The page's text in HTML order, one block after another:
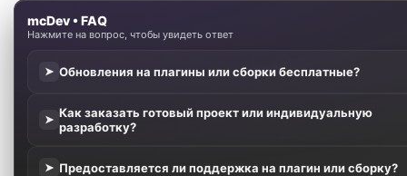
mcDev • FAQ
Нажмите на вопрос, чтобы увидеть ответ
➤ Обновления на плагины или сборки бесплатные?
➤ Как заказать готовый проект или индивидуальную
разработку?
➤ Предоставляется ли поддержка на плагин или сборку?